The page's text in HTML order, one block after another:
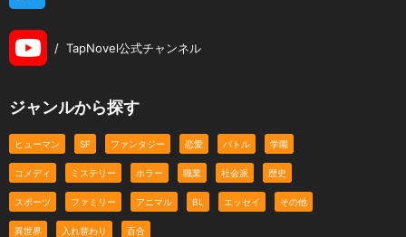
/ TapNovel公式チャンネル
ジャンルから探す
ヒューマン SF ファンタジー 恋愛 バトル 学園
コメディ ミステリー ホラー 職業 社会派 歴史
スポーツ ファミリー アニマル BL エッセイ その他
異世界 入れ替わり 百合